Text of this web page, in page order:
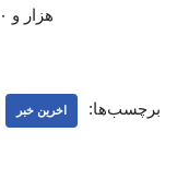
هزار و ۲۰۰ تومان اعلام شد. ۲۲۳۲۲۵
برچسب‌ها: اخرین خبر